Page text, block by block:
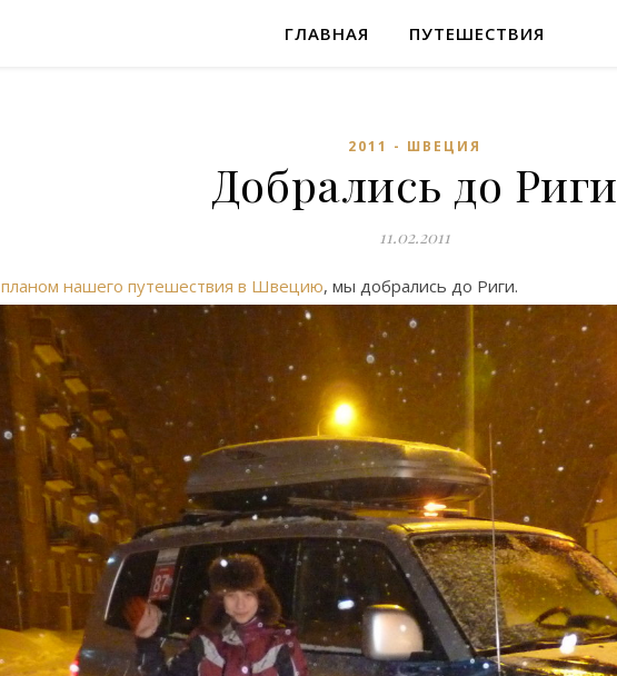
ГЛАВНАЯ ПУТЕШЕСТВИЯ
2011 - ШВЕЦИЯ
Добрались до Риги
11.02.2011
планом нашего путешествия в Швецию, мы добрались до Риги.